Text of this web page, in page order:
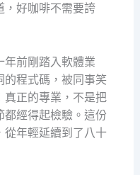
，好咖啡不需要誇
年前剛踏入軟體業
的程式碼，被同事笑
真正的專業，不是把
都經得起檢驗。這份
從年輕延續到了八十